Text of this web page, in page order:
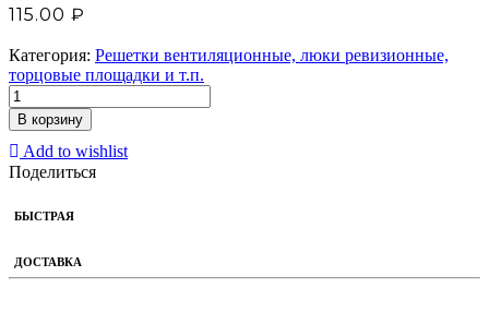
115.00 ₽
Категория: Решетки вентиляционные, люки ревизионные,
торцовые площадки и т.п.
В корзину
Add to wishlist
Поделиться
БЫСТРАЯ
ДОСТАВКА